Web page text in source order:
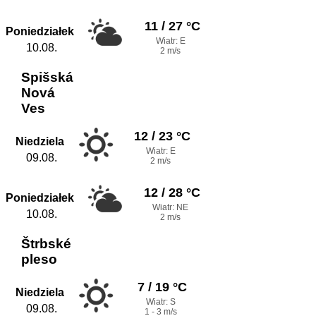
Poniedziałek
10.08.
11 / 27 °C
Wiatr: E
2 m/s
Spišská
Nová
Ves
Niedziela
09.08.
12 / 23 °C
Wiatr: E
2 m/s
Poniedziałek
10.08.
12 / 28 °C
Wiatr: NE
2 m/s
Štrbské
pleso
Niedziela
09.08.
7 / 19 °C
Wiatr: S
1 - 3 m/s